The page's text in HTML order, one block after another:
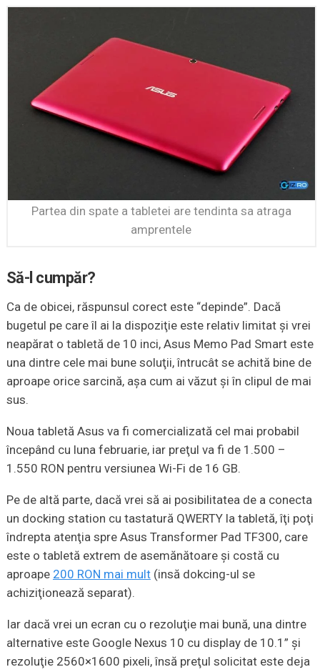
Partea din spate a tabletei are tendinta sa atraga
amprentele
Să-l cumpăr?
Ca de obicei, răspunsul corect este “depinde”. Dacă
bugetul pe care îl ai la dispoziţie este relativ limitat şi vrei
neapărat o tabletă de 10 inci, Asus Memo Pad Smart este
una dintre cele mai bune soluţii, întrucât se achită bine de
aproape orice sarcină, aşa cum ai văzut şi în clipul de mai
sus.
Noua tabletă Asus va fi comercializată cel mai probabil
începând cu luna februarie, iar preţul va fi de 1.500 –
1.550 RON pentru versiunea Wi-Fi de 16 GB.
Pe de altă parte, dacă vrei să ai posibilitatea de a conecta
un docking station cu tastatură QWERTY la tabletă, îţi poţi
îndrepta atenţia spre Asus Transformer Pad TF300, care
este o tabletă extrem de asemănătoare şi costă cu
aproape 200 RON mai mult(insă dokcing-ul se
achiziţionează separat).
Iar dacă vrei un ecran cu o rezoluţie mai bună, una dintre
alternative este Google Nexus 10 cu display de 10.1” şi
rezoluţie 2560×1600 pixeli, însă preţul solicitat este deja